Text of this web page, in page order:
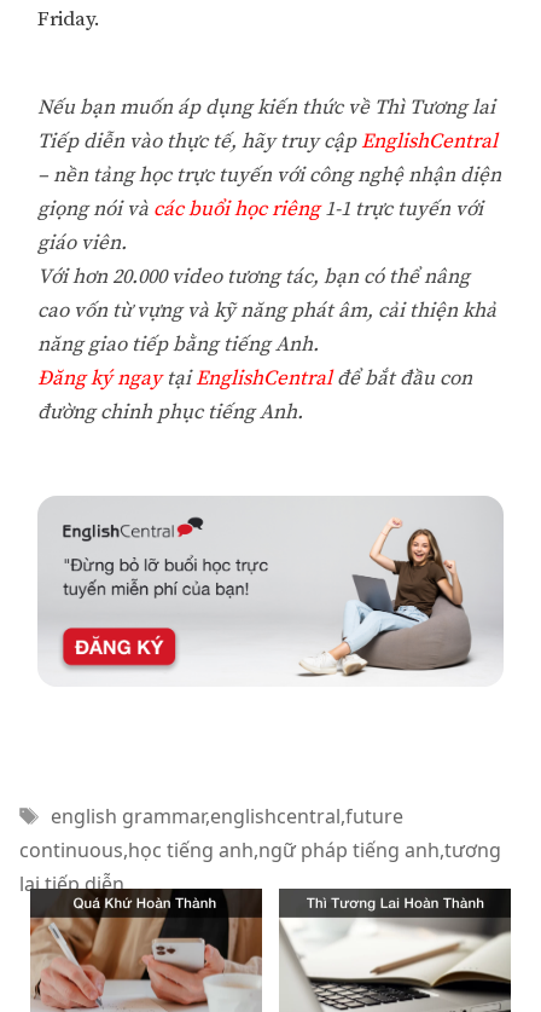
Friday.
Nếu bạn muốn áp dụng kiến thức về Thì Tương lai
Tiếp diễn vào thực tế, hãy truy cậpEnglishCentral
– nền tảng học trực tuyến với công nghệ nhận diện
giọng nói và các buổi học riêng1-1 trực tuyến với
giáo viên.
Với hơn 20.000 video tương tác, bạn có thể nâng
cao vốn từ vựng và kỹ năng phát âm, cải thiện khả
năng giao tiếp bằng tiếng Anh.
Đăng ký ngaytạiEnglishCentralđể bắt đầu con
đường chinh phục tiếng Anh.
Thẻ
english grammar,englishcentral,future
continuous,học tiếng anh,ngữ pháp tiếng anh,tương
lai tiếp diễn